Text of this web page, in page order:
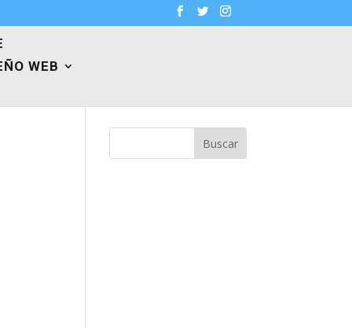
WEB
Buscar